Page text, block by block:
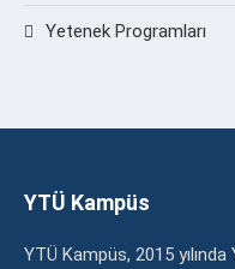
Yetenek Programları
YTÜ Kampüs
YTÜ Kampüs, 2015